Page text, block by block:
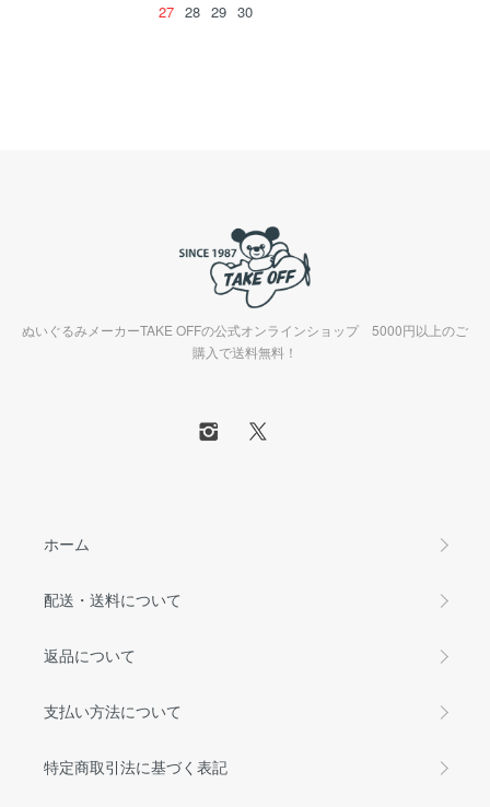
27 28 29 30
ぬいぐるみメーカーTAKE OFFの公式オンラインショップ 5000円以上のご
購入で送料無料！
ホーム
配送・送料について
返品について
支払い方法について
特定商取引法に基づく表記